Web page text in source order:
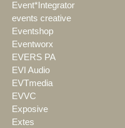
Event*Integrator
events creative
Eventshop
Eventworx
EVERS PA
EVI Audio
EVTmedia
EVVC
Exposive
Extes